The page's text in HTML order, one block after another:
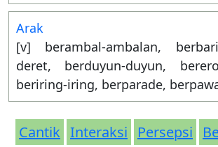
Arak
[v] berambal-ambalan,
deret, berduyun-duyun,
beriring-iring, berparade,
Cantik Interaksi Persepsi